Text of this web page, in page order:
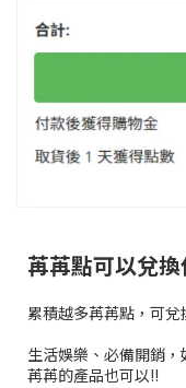
苒苒點可以兌換
累積越多苒苒點，可
生活娛樂、必備開銷
苒苒的產品也可以!!